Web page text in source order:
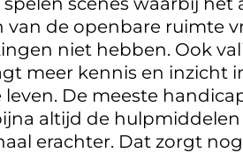
de openbare ruimte
niet hebben. Ook
meer kennis en inzicht
De meeste
altijd de
erachter. Dat zorgt